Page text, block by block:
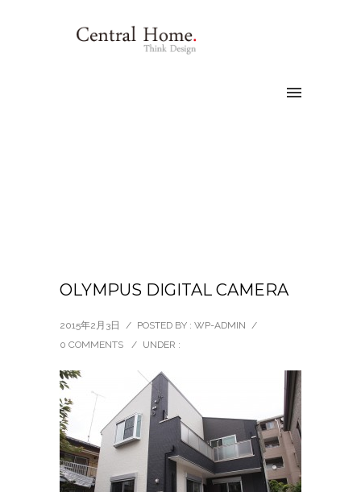
OLYMPUS DIGITAL CAMERA
2015年2月3日 / POSTED BY : WP-ADMIN /
0 COMMENTS
/ UNDER :